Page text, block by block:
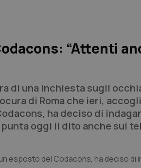
“Attenti
di una inchiesta sugli
di Roma che ieri,
ha deciso di
oggi il dito anche sui
esposto del Codacons, ha deciso di